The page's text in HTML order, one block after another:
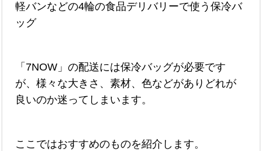
軽バンなどの4輪の食品デリバリーで使う保冷バ
ッグ
「7NOW」の配送には保冷バッグが必要です
が、様々な大きさ、素材、色などがありどれが
良いのか迷ってしまいます。
ここではおすすめのものを紹介します。